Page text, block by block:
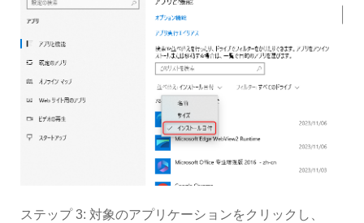
ステップ 3: 対象のアプリケーションをクリックし、